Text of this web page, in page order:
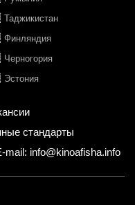
Таджикистан
Финляндия
Черногория
Эстония
стандарты
mail: info@kinoafisha.info